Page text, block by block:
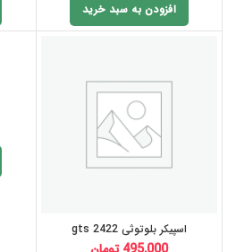
افزودن به سبد خرید
اسپیکر بلوتوثی gts 2422